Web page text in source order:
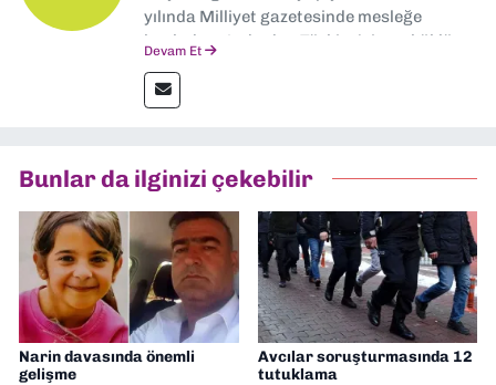
yılında Milliyet gazetesinde mesleğe
başladım. Ardından Türkiye’nin en köklü
muhabir, editör, müdür yardımcısı ve spor
müdürü olarak görev yaptım. Ayrıca Yeni
Gazetesi'nde editörlük yapıyorum
Devam Et
Bunlar da ilginizi çekebilir
Narin davasında önemli
gelişme
Avcılar soruşturmasında 12
tutuklama